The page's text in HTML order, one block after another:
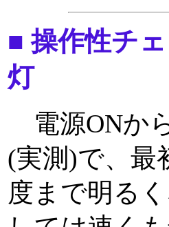
■ 操作性チ
灯
電源ONか
(実測)で、最
度まで明る